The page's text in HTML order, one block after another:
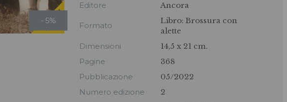
- 5%
Editore
Ancora
Formato
Libro:Brossura con
alette
Dimensioni
14,5 x 21 cm.
Pagine
368
Pubblicazione
05/2022
Numero edizione
2